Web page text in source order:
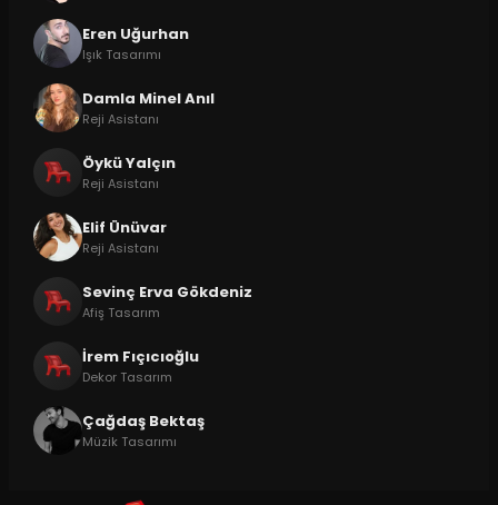
Eren Uğurhan
Işık Tasarımı
Damla Minel Anıl
Reji Asistanı
Öykü Yalçın
Reji Asistanı
Elif Ünüvar
Reji Asistanı
Sevinç Erva Gökdeniz
Afiş Tasarım
İrem Fıçıcıoğlu
Dekor Tasarım
Çağdaş Bektaş
Müzik Tasarımı